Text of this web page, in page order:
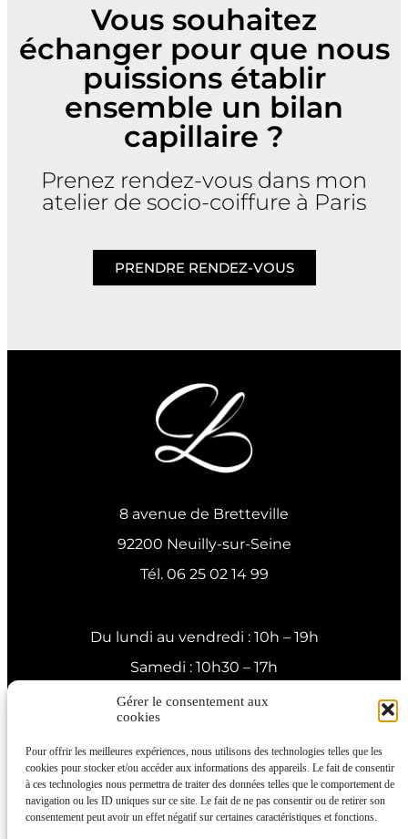
Gérer le consentement aux
cookies
Pour offrir les meilleures expériences, nous utilisons des technologies telles que les
cookies pour stocker et/ou accéder aux informations des appareils. Le fait de consentir
à ces technologies nous permettra de traiter des données telles que le comportement de
navigation ou les ID uniques sur ce site. Le fait de ne pas consentir ou de retirer son
consentement peut avoir un effet négatif sur certaines caractéristiques et fonctions.
Vous souhaitez
échanger pour que nous
puissions établir
ensemble un bilan
capillaire ?
Prenez rendez-vous dans mon
atelier de socio-coiffure à Paris
PRENDRE RENDEZ-VOUS
8 avenue de Bretteville
92200 Neuilly-sur-Seine
Tél. 06 25 02 14 99
Du lundi au vendredi : 10h – 19h
Samedi : 10h30 – 17h
Siret : 487880007
N° Agrément assurance maladie : 92 26 1940 8
Politique de confidentialité
Mentions légales